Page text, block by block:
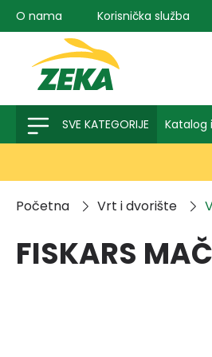
pretragu Preskoči na
O nama Korisnička služba
SVE KATEGORIJE Katalog
Početna Vrt i dvorište
FISKARS